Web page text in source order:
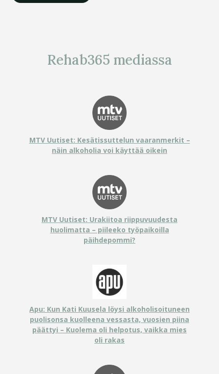
Rehab365 mediassa
MTV Uutiset: Kesätissuttelun vaaranmerkit –
näin alkoholia voi käyttää oikein
MTV Uutiset: Urakiitoa riippuvuudesta
huolimatta – piileeko työpaikoilla
päihdepommi?
Apu: Kun Kati Kuusela löysi alkoholisoituneen
puolisonsa kuolleena vessasta, vuosien piina
päättyi – Kuolema oli helpotus, vaikka mies
oli rakas